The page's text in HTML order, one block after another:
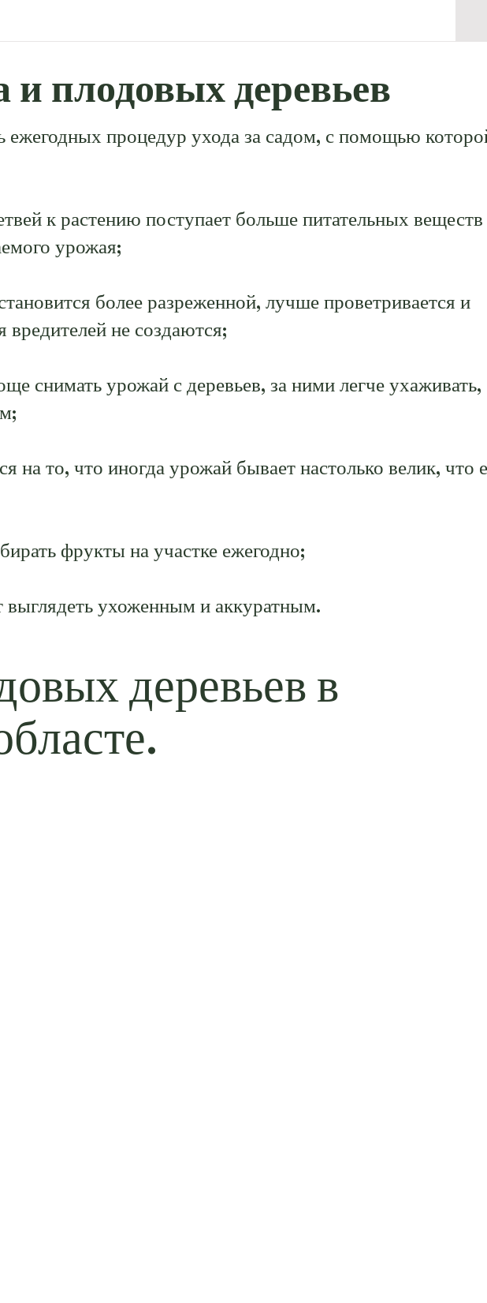
и плодовых деревьев
ежегодных процедур ухода за садом, с помощью
к растению поступает больше питательных
урожая;
более разреженной, лучше проветривается и
не создаются;
снимать урожай с деревьев, за ними легче ухаживать,
на то, что иногда урожай бывает настолько велик, что
фрукты на участке ежегодно;
выглядеть ухоженным и аккуратным.
деревьев в